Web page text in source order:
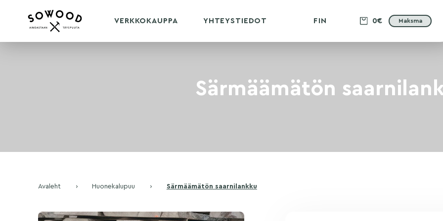
VERKKOKAUPPA YHTEYSTIEDOT FIN 0€ Maksma
Särmäämätön
Avaleht › Huonekalupuu › Särmäämätön saarnilankku